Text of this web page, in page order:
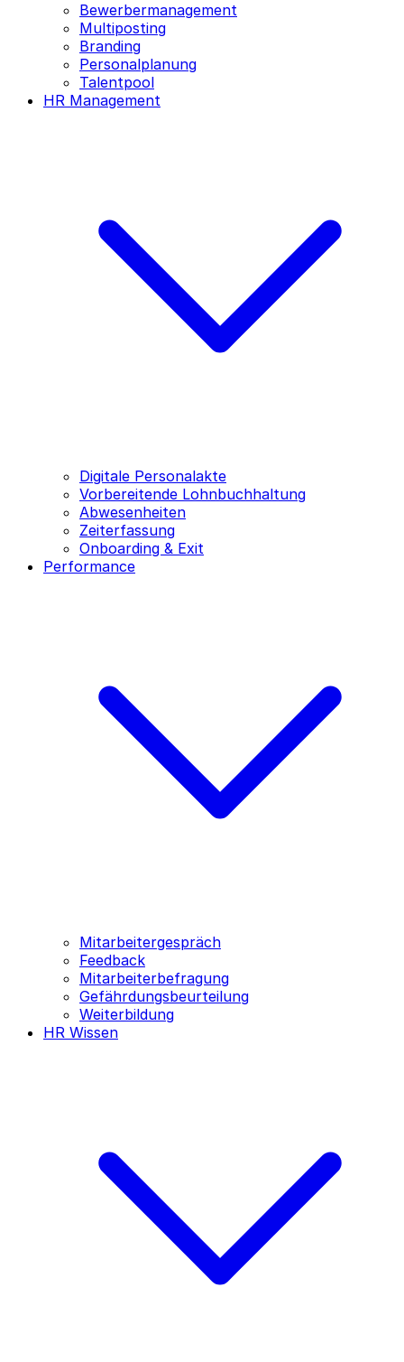
Bewerbermanagement
Multiposting
Branding
Personalplanung
Talentpool
HR Management
Digitale Personalakte
Vorbereitende Lohnbuchhaltung
Abwesenheiten
Zeiterfassung
Onboarding & Exit
Performance
Mitarbeitergespräch
Feedback
Mitarbeiterbefragung
Gefährdungsbeurteilung
Weiterbildung
HR Wissen